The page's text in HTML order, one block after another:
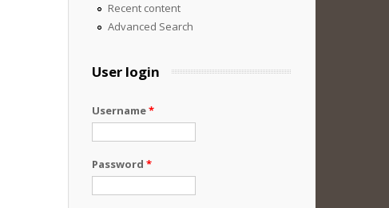
Recent content
Advanced Search
User login
Username*
Password *